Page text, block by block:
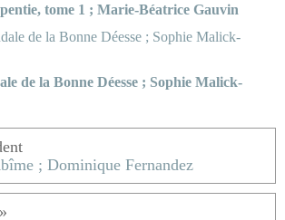
tome 1 ; Marie-Béatrice Gauvin
de la Bonne Déesse ; Sophie Malick-
; Dominique Fernandez